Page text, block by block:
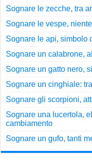
Sognare le zecche, tra
Sognare le vespe,
Sognare le api, simbolo
Sognare un calabrone,
Sognare un gatto nero,
Sognare un cinghiale:
Sognare gli scorpioni,
Sognare una lucertola,
cambiamento
Sognare un gufo, tanti